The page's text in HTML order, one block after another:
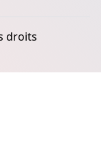
droits